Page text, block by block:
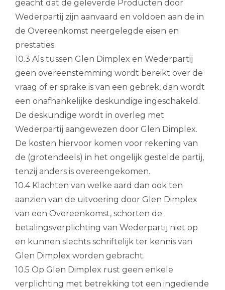
geacht dat de geleverde Producten door
Wederpartij zijn aanvaard en voldoen aan de in
de Overeenkomst neergelegde eisen en
prestaties.
10.3 Als tussen Glen Dimplex en Wederpartij
geen overeenstemming wordt bereikt over de
vraag of er sprake is van een gebrek, dan wordt
een onafhankelijke deskundige ingeschakeld.
De deskundige wordt in overleg met
Wederpartij aangewezen door Glen Dimplex.
De kosten hiervoor komen voor rekening van
de (grotendeels) in het ongelijk gestelde partij,
tenzij anders is overeengekomen.
10.4 Klachten van welke aard dan ook ten
aanzien van de uitvoering door Glen Dimplex
van een Overeenkomst, schorten de
betalingsverplichting van Wederpartij niet op
en kunnen slechts schriftelijk ter kennis van
Glen Dimplex worden gebracht.
10.5 Op Glen Dimplex rust geen enkele
verplichting met betrekking tot een ingediende